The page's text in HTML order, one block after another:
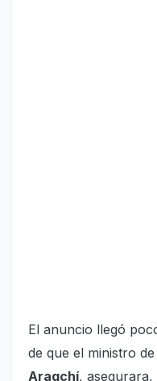
El anuncio llegó
de que el ministro
Araqchí, asegurara,